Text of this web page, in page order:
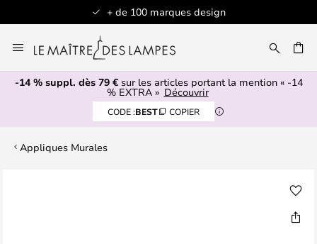
+ de 100 marques design
au
contenu
-14 % suppl. dès 79 €sur les articles portant la mention « -14
% EXTRA » Découvrir
CODE :BEST COPIER
Appliques Murales